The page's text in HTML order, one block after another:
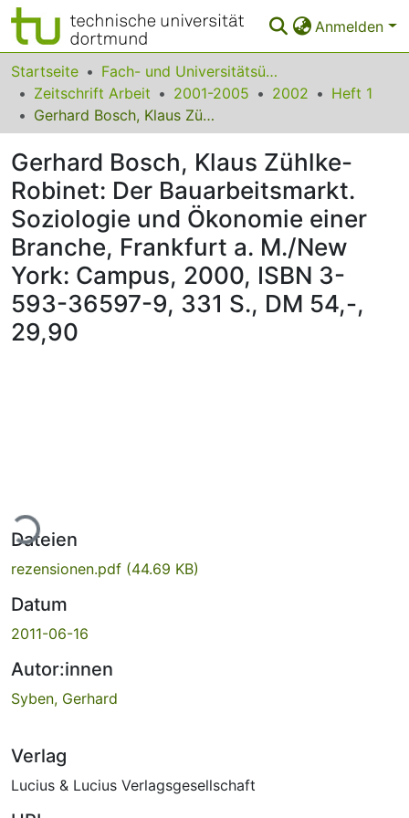
Anmelden
Bereiche & Sammlungen
Das gesamte Repositorium
FAQ
Leitlinien
Zurück zur Startseite
Startseite
Fach- und Universitätsübergreifendes
Zeitschrift Arbeit
2001-2005 2002
Heft 1
Gerhard Bosch, Klaus Zühlke-Robinet: Der Bauarbeitsmarkt. Soziologie und Ökonomie einer Branche, Frankfurt a. M./New York: Campus, 2000, ISBN 3-593-36597-9, 331 S., DM 54,-, 29,90
Gerhard Bosch, Klaus Zühlke-
Robinet: Der Bauarbeitsmarkt.
Soziologie und Ökonomie einer
Branche, Frankfurt a. M./New
York: Campus, 2000, ISBN 3-
593-36597-9, 331 S., DM 54,-,
29,90
Dateien
rezensionen.pdf (44.69 KB)
Datum
2011-06-16
Autor:innen
Syben, Gerhard
Verlag
Lucius & Lucius Verlagsgesellschaft